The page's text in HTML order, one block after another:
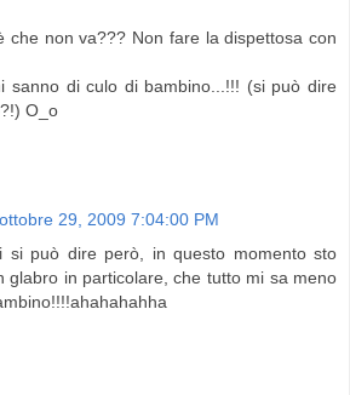
che non va??? Non fare la dispettosa con
sanno di culo di bambino...!!! (si può dire
O_o
29, 2009 7:04:00 PM
si può dire però, in questo momento sto
glabro in particolare, che tutto mi sa meno